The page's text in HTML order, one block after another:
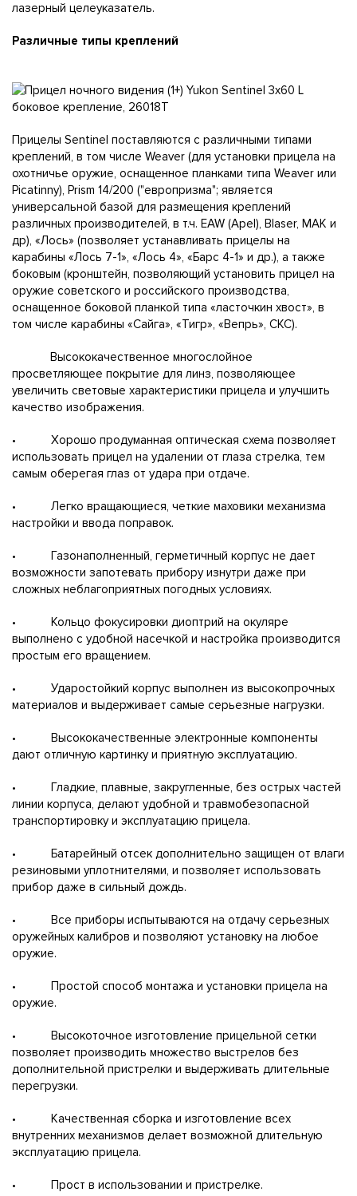
лазерный целеуказатель.
Различные типы креплений
Прицелы Sentinel поставляются с различными типами
креплений, в том числе Weaver (для установки прицела на
охотничье оружие, оснащенное планками типа Weaver или
Picatinny), Prism 14/200 ("европризма"; является
универсальной базой для размещения креплений
различных производителей, в т.ч. EAW (Apel), Blaser, MAK и
др), «Лось» (позволяет устанавливать прицелы на
карабины «Лось 7-1», «Лось 4», «Барс 4-1» и др.), а также
боковым (кронштейн, позволяющий установить прицел на
оружие советского и российского производства,
оснащенное боковой планкой типа «ласточкин хвост», в
том числе карабины «Сайга», «Тигр», «Вепрь», СКС).
Высококачественное многослойное
просветляющее покрытие для линз, позволяющее
увеличить световые характеристики прицела и улучшить
качество изображения.
• Хорошо продуманная оптическая схема позволяет
использовать прицел на удалении от глаза стрелка, тем
самым оберегая глаз от удара при отдаче.
• Легко вращающиеся, четкие маховики механизма
настройки и ввода поправок.
• Газонаполненный, герметичный корпус не дает
возможности запотевать прибору изнутри даже при
сложных неблагоприятных погодных условиях.
• Кольцо фокусировки диоптрий на окуляре
выполнено с удобной насечкой и настройка производится
простым его вращением.
• Ударостойкий корпус выполнен из высокопрочных
материалов и выдерживает самые серьезные нагрузки.
• Высококачественные электронные компоненты
дают отличную картинку и приятную эксплуатацию.
• Гладкие, плавные, закругленные, без острых частей
линии корпуса, делают удобной и травмобезопасной
транспортировку и эксплуатацию прицела.
• Батарейный отсек дополнительно защищен от влаги
резиновыми уплотнителями, и позволяет использовать
прибор даже в сильный дождь.
• Все приборы испытываются на отдачу серьезных
оружейных калибров и позволяют установку на любое
оружие.
• Простой способ монтажа и установки прицела на
оружие.
• Высокоточное изготовление прицельной сетки
позволяет производить множество выстрелов без
дополнительной пристрелки и выдерживать длительные
перегрузки.
• Качественная сборка и изготовление всех
внутренних механизмов делает возможной длительную
эксплуатацию прицела.
• Прост в использовании и пристрелке.